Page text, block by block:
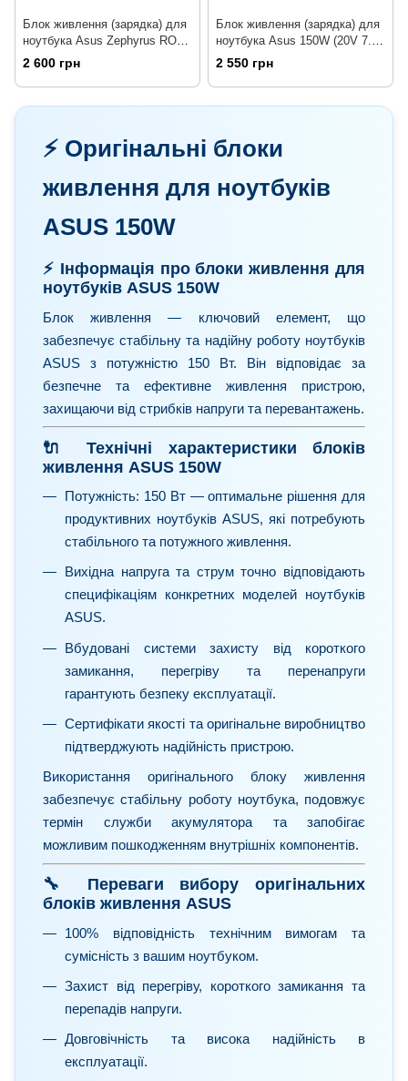
Блок живлення (зарядка) для
ноутбука Asus Zephyrus ROG
Strix 150W (20V 7.5A
6.0мм*3.7мм) A18-150P1A
[ROG Design] Оригінал від
Asus
2 600 грн
Блок живлення (зарядка) для
ноутбука Asus 150W (20V 7.5A
6.0мм*3.7мм) A18-150P1A
[NEW Design] Оригінал від
Asus
2 550 грн
⚡️ Оригінальні блоки
живлення для ноутбуків
ASUS 150W
⚡️ Інформація про блоки живлення для
ноутбуків ASUS 150W
Блок живлення — ключовий елемент, що
забезпечує стабільну та надійну роботу ноутбуків
ASUS з потужністю 150 Вт. Він відповідає за
безпечне та ефективне живлення пристрою,
захищаючи від стрибків напруги та перевантажень.
🔌 Технічні характеристики блоків
живлення ASUS 150W
Потужність: 150 Вт — оптимальне рішення для
продуктивних ноутбуків ASUS, які потребують
стабільного та потужного живлення.
Вихідна напруга та струм точно відповідають
специфікаціям конкретних моделей ноутбуків
ASUS.
Вбудовані системи захисту від короткого
замикання, перегріву та перенапруги
гарантують безпеку експлуатації.
Сертифікати якості та оригінальне виробництво
підтверджують надійність пристрою.
Використання оригінального блоку живлення
забезпечує стабільну роботу ноутбука, подовжує
термін служби акумулятора та запобігає
можливим пошкодженням внутрішніх компонентів.
🔧 Переваги вибору оригінальних
блоків живлення ASUS
100% відповідність технічним вимогам та
сумісність з вашим ноутбуком.
Захист від перегріву, короткого замикання та
перепадів напруги.
Довговічність та висока надійність в
експлуатації.